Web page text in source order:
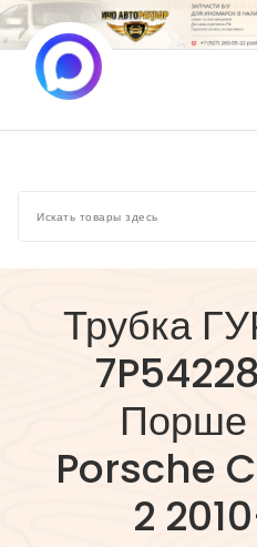
Перейти
к
содержимому
Трубка
Порше
Porsche
2